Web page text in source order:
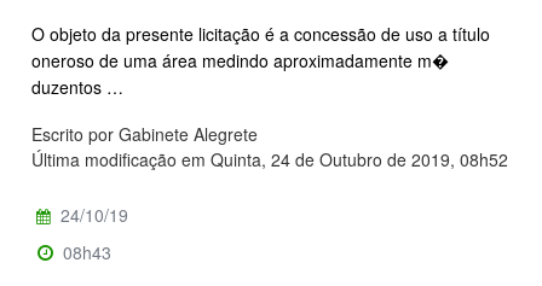
O objeto da presente licitação é a concessão de uso a título
oneroso de uma área medindo aproximadamente m�
duzentos …
Escrito por Gabinete Alegrete
Última modificação em Quinta, 24 de Outubro de 2019, 08h52
24/10/19
08h43